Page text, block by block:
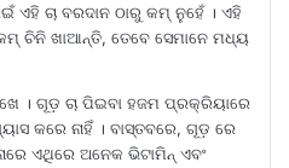
ଏହି ଚା ବରଦାନ ଠାରୁ କମ୍ ନୁହେଁ । ଏହି
ଚିନି ଖାଆନ୍ତି, ତେବେ ସେମାନେ ମଧ୍ୟ
। ଗୂଡ଼ ଚା ପିଇବା ହଜମ ପ୍ରକ୍ରିୟାରେ
କରେ ନାହିଁ । ବାସ୍ତବରେ, ଗୂଡ଼ ରେ
ଏଥିରେ ଅନେକ ଭିଟାମିନ୍ ଏବଂ